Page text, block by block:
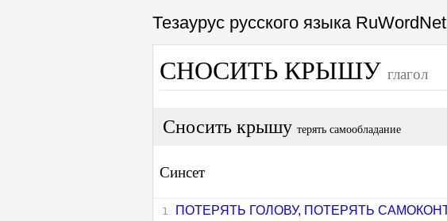
Тезаурус русского языка RuWordNet
СНОСИТЬ КРЫШУ глагол
Сносить крышу терять самообладание
Синсет
ПОТЕРЯТЬ ГОЛОВУ, ПОТЕРЯТЬ